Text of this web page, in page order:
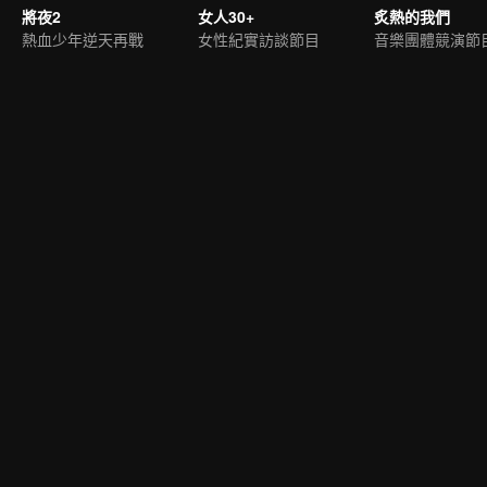
將夜2
熱血少年逆天再戰
女人30+
女性紀實訪談節目
炙熱的我們
音樂團體競演節